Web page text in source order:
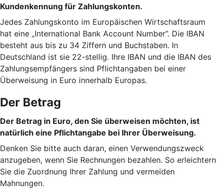
Kundenkennung für Zahlungskonten.
Jedes Zahlungskonto im Europäischen Wirtschaftsraum
hat eine „International Bank Account Number”. Die IBAN
besteht aus bis zu 34 Ziffern und Buchstaben. In
Deutschland ist sie 22-stellig. Ihre IBAN und die IBAN des
Zahlungsempfängers sind Pflichtangaben bei einer
Überweisung in Euro innerhalb Europas.
Der Betrag
Der Betrag in Euro, den Sie überweisen möchten, ist
natürlich eine Pflichtangabe bei Ihrer Überweisung.
Denken Sie bitte auch daran, einen Verwendungszweck
anzugeben, wenn Sie Rechnungen bezahlen. So erleichtern
Sie die Zuordnung Ihrer Zahlung und vermeiden
Mahnungen.